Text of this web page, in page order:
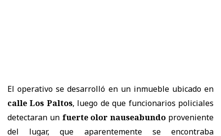
El operativo se desarrolló en un inmueble ubicado en
calle Los Paltos, luego de que funcionarios policiales
detectaran un fuerte olor nauseabundo proveniente
del lugar, que aparentemente se encontraba